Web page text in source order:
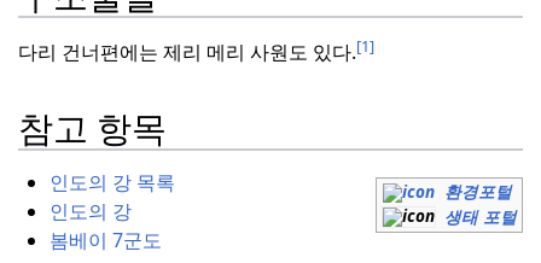
다리 건너편에는 제리 메리 사원도 있다.[1]
참고 항목
환경포털
생태 포털
인도의 강 목록
인도의 강
봄베이 7군도